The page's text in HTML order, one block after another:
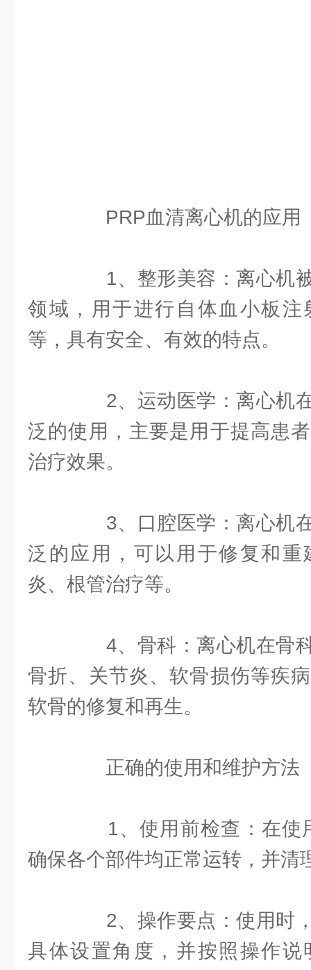
PRP血清离心机的应用
1、整形美容：离心机被
领域，用于进行自体血小板注
等，具有安全、有效的特点。
2、运动医学：离心机在
泛的使用，主要是用于提高患
治疗效果。
3、口腔医学：离心机在
泛的应用，可以用于修复和重
炎、根管治疗等。
4、骨科：离心机在骨科
骨折、关节炎、软骨损伤等疾
软骨的修复和再生。
正确的使用和维护方法
1、使用前检查：在使
确保各个部件均正常运转，并清
2、操作要点：使用时，
具体设置角度，并按照操作说